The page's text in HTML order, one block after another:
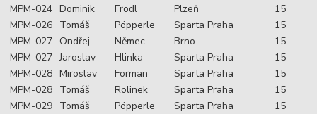
MPM-024 Dominik Frodl Plzeň
15
MPM-026 Tomáš Pöpperle Sparta Praha
15
MPM-027 Ondřej Němec Brno
15
MPM-027 Jaroslav Hlinka Sparta Praha
15
MPM-028 Miroslav Forman Sparta Praha
15
MPM-028 Tomáš Rolinek Sparta Praha
15
MPM-029 Tomáš Pöpperle Sparta Praha
15